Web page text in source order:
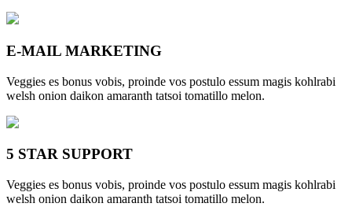
E-MAIL MARKETING
Veggies es bonus vobis, proinde vos postulo essum magis kohlrabi
welsh onion daikon amaranth tatsoi tomatillo melon.
5 STAR SUPPORT
Veggies es bonus vobis, proinde vos postulo essum magis kohlrabi
welsh onion daikon amaranth tatsoi tomatillo melon.